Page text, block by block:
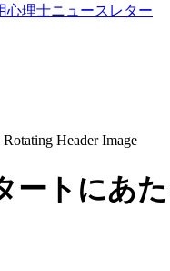
心理士ニュースレター
ートにあ